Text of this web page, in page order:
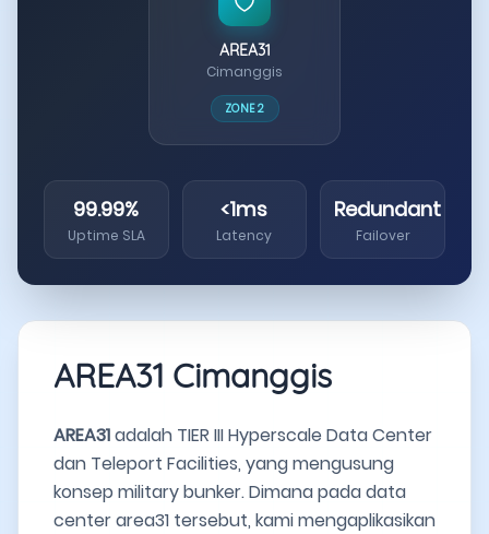
AREA31
Cimanggis
ZONE 2
99.99%
Uptime SLA
<1ms
Latency
Redundant
Failover
AREA31 Cimanggis
AREA31adalah TIER III Hyperscale Data Center
dan Teleport Facilities, yang mengusung
konsep military bunker. Dimana pada data
center area31 tersebut, kami mengaplikasikan